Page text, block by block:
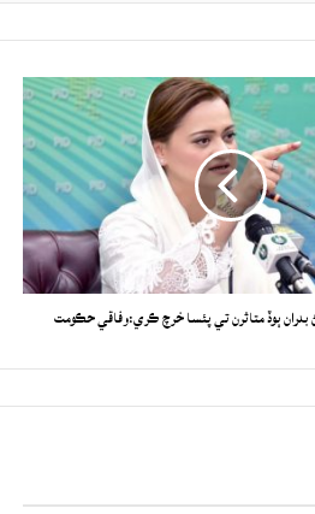
بدران ٻوڏ متاثرن تي پئسا خرچ ڪري:وفاقي حڪومت